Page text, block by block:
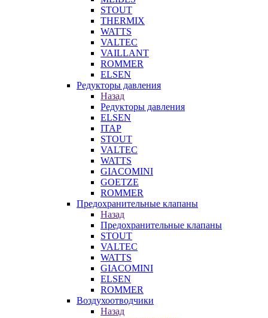
STOUT
THERMIX
WATTS
VALTEC
VAILLANT
ROMMER
ELSEN
Редукторы давления
Назад
Редукторы давления
ELSEN
ITAP
STOUT
VALTEC
WATTS
GIACOMINI
GOETZE
ROMMER
Предохранительные клапаны
Назад
Предохранительные клапаны
STOUT
VALTEC
WATTS
GIACOMINI
ELSEN
ROMMER
Воздухоотводчики
Назад